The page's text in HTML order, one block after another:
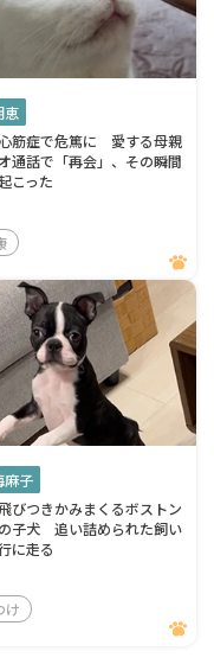
恵
筋症で危篤に 愛する母親
通話で「再会」、その瞬間
こった
麻子
びつきかみまくるボストン
子犬 追い詰められた飼い
に走る
け